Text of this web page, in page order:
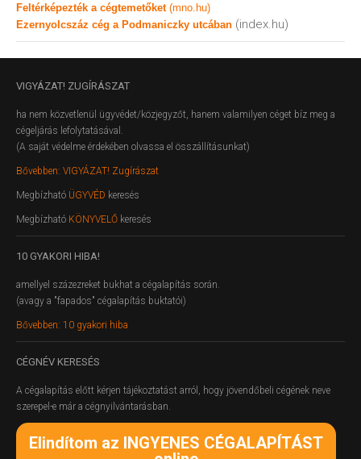
Feltérképezték a cégtemetőket (mno.hu)
Ezernyolcszáz cég a Podmaniczky utcában (index.hu)
VIGYÁZAT! ZUGÍRÁSZAT
ha nem közvetlenül ügyvédet/közjegyzőt, hanem valamilyen céget bíz meg a
cégeljárás lefolytatásával.
(A saját védelme érdekében olvassa el összállításunkat)
Bővebben: VIGYÁZAT! Zugírászat
Megbízható ÜGYVÉD keresés
Megbízható KÖNYVELŐ keresés
10 GYAKORI HIBA!
amellyel százezreket bukhat a cégalapítás során.
(avagy a "fapados" cégalapítás buktatói)
Bővebben: 10 gyakori hiba
CÉGNÉV KERESÉS
A cégalapítás előtt kérjen tájékoztatást arról, hogy jövendőbeli cégének neve
szerepel-e már a cégnyilvántarásban.
Elindítom az INGYENES CÉGALAPÍTÁST